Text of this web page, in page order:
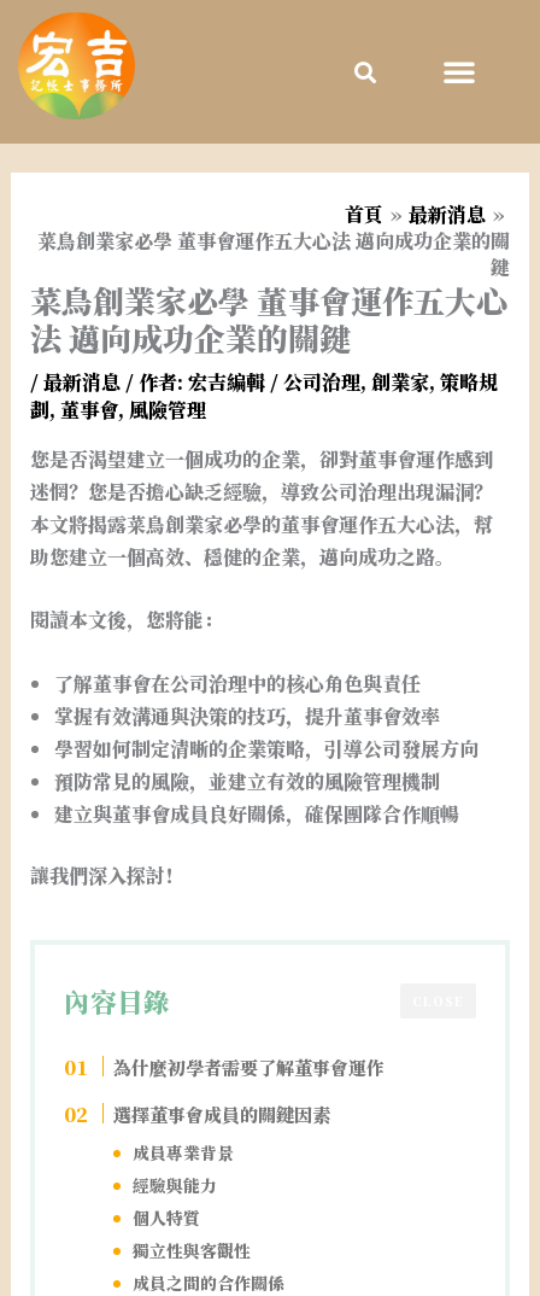
內
容
首頁
最新消息
菜鳥創業家必學 董事會運作五大心法 邁向成功企業的關
鍵
菜鳥創業家必學 董事會運作五大心
法 邁向成功企業的關鍵
/最新消息/ 作者: 宏吉編輯 /公司治理, 創業家, 策略規
劃, 董事會, 風險管理
您是否渴望建立一個成功的企業，卻對董事會運作感到
迷惘？您是否擔心缺乏經驗，導致公司治理出現漏洞？
本文將揭露菜鳥創業家必學的董事會運作五大心法，幫
助您建立一個高效、穩健的企業，邁向成功之路。
閱讀本文後，您將能：
了解董事會在公司治理中的核心角色與責任
掌握有效溝通與決策的技巧，提升董事會效率
學習如何制定清晰的企業策略，引導公司發展方向
預防常見的風險，並建立有效的風險管理機制
建立與董事會成員良好關係，確保團隊合作順暢
讓我們深入探討！
內容目錄
為什麼初學者需要了解董事會運作
選擇董事會成員的關鍵因素
成員專業背景
經驗與能力
個人特質
獨立性與客觀性
成員之間的合作關係